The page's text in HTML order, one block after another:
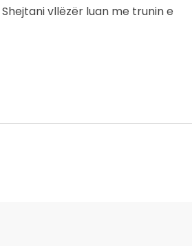
vllëzër luan me trunin e